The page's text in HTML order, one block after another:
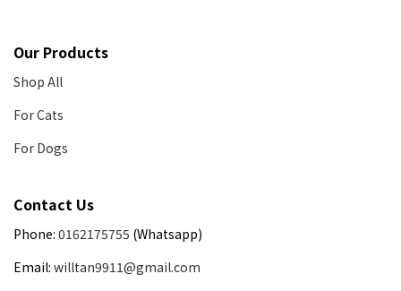
Our Products
Shop All
For Cats
For Dogs
Contact Us
Phone: 0162175755 (Whatsapp)
Email: willtan9911@gmail.com